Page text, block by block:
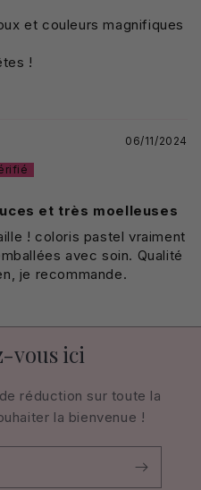
et couleurs magnifiques
!
06/11/2024
et très moelleuses
! coloris pastel vraiment
avec soin. Qualité
je recommande.
vous ici
réduction sur toute la
la bienvenue !